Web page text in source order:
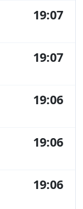
19:07
19:07
19:06
19:06
19:06